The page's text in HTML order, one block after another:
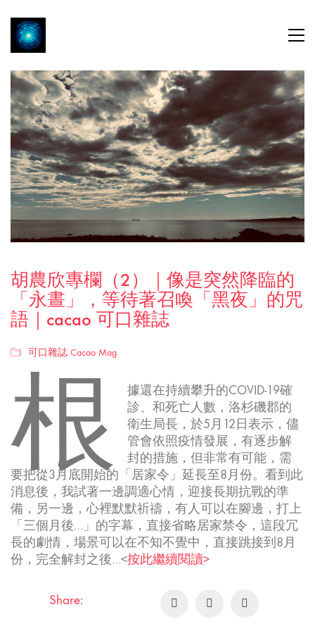
胡農欣專欄（2）｜像是突然降臨的
「永晝」，等待著召喚「黑夜」的咒
語｜cacao 可口雜誌
可口雜誌 Cacao Mag
根
據還在持續攀升的COVID-19確
診、和死亡人數，洛杉磯郡的
衛生局長，於5月12日表示，儘
管會依照疫情發展，有逐步解
封的措施，但非常有可能，需
要把從3月底開始的「居家令」延長至8月份。看到此
消息後，我試著一邊調適心情，迎接長期抗戰的準
備，另一邊，心裡默默祈禱，有人可以在腳邊，打上
「三個月後…」的字幕，直接省略居家禁令，這段冗
長的劇情，場景可以在不知不覺中，直接跳接到8月
份，完全解封之後…<按此繼續閱讀>
Share: